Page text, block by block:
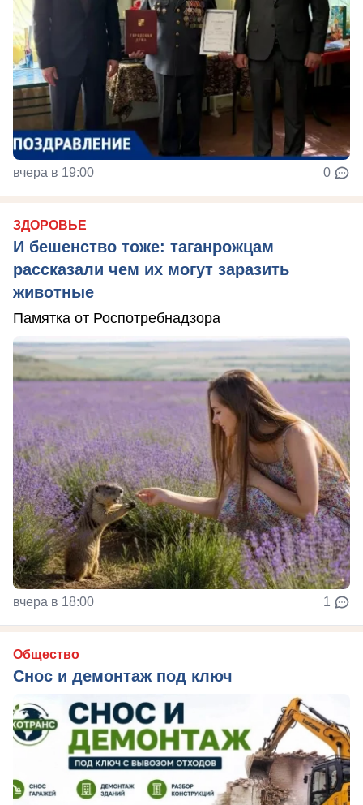
вчера в 19:00 0
ЗДОРОВЬЕ
И бешенство тоже: таганрожцам
рассказали чем их могут заразить
животные
Памятка от Роспотребнадзора
вчера в 18:00 1
Общество
Снос и демонтаж под ключ